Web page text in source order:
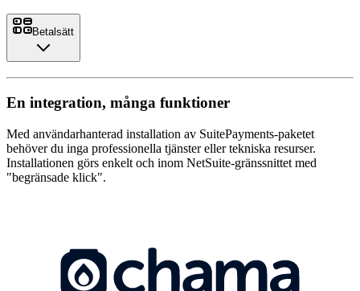
Betalsätt
En integration, många funktioner
Med användarhanterad installation av SuitePayments-paketet
behöver du inga professionella tjänster eller tekniska resurser.
Installationen görs enkelt och inom NetSuite-gränssnittet med
"begränsade klick".